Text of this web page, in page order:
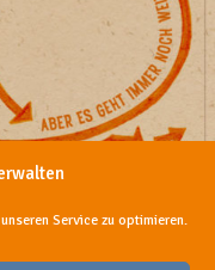
Service zu optimieren.
altes Unternehmen? –